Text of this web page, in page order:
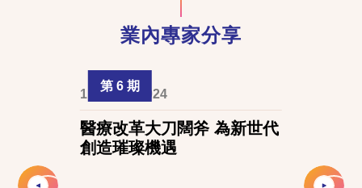
業內專家分享
第 6 期
1 August 2024
醫療改革大刀闊斧 為新世代
創造璀璨機遇
Slide 2 of 2.